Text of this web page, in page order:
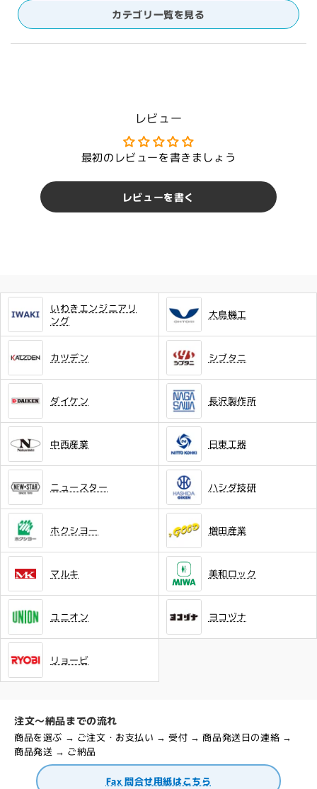
カテゴリ一覧を見る
レビュー
最初のレビューを書きましょう
レビューを書く
いわきエンジニアリ
ング
大鳥機工
カツデン シブタニ
ダイケン 長沢製作所
中西産業 日東工器
ニュースター ハシダ技研
ホクシヨー 増田産業
マルキ 美和ロック
ユニオン ヨコヅナ
リョービ
注文～納品までの流れ
商品を選ぶ → ご注文・お支払い → 受付 → 商品発送日の連絡 →
商品発送 → ご納品
Fax 問合せ用紙はこちら